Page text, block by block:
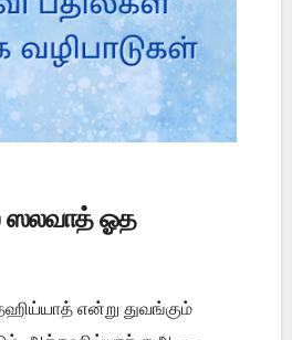
ஸலவாத் ஓத
என்று துவங்கும்